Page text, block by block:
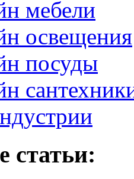
мебели
освещения
посуды
статьи: